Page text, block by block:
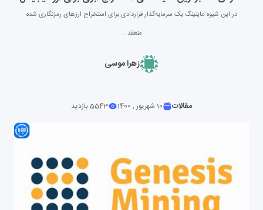
در این شیوه ماینینگ یک سرمایه‌گذار قراردادی برای استخراج ارزهای رمزنگاری شده
منعقد …
زهرا موسی
مقالات 10 شهریور , 1400 5543 بازدید